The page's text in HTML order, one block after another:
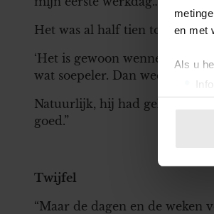
en met
Als u
Uw
media,
Het was al half tien toen ik
‘Het is gewoon wennen,’ zei
wat soepeler. Dan weet
Natuurlijk, hij had gelijk. Dit
goed.”
Twijfel
“Maar de dagen en de weken